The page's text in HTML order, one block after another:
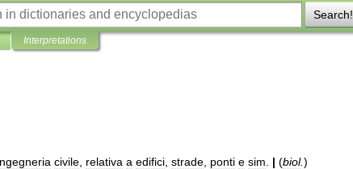
Search!
Interpretations
civile relativa a edifici strade ponti e sim | (biol.)